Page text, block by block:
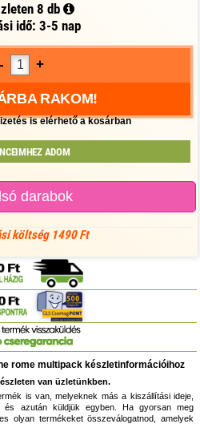
8 db
idő: 3-5 nap
- +
RAKOM!
is elérhető a kosárban
ADOM
darabok
költség 1490 Ft
rome multipack készletinformációihoz
van üzletünkben.
is van, melyeknek más a kiszállítási ideje,
azután küldjük egyben. Ha gyorsan meg
olyan termékeket összeválogatnod, amelyek